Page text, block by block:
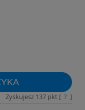
Zyskujesz 137pkt [ ? ]